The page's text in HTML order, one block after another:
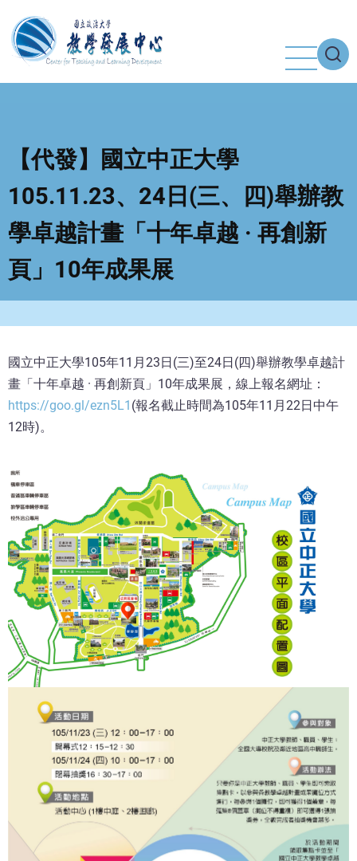
至
主
【代發】國立中正大學
105.11.23、24日(三、四)舉辦教
學卓越計畫「十年卓越 · 再創新
頁」10年成果展
國立中正大學105年11月23日(三)至24日(四)舉辦教學卓越計
畫「十年卓越 · 再創新頁」10年成果展，線上報名網址：
https://goo.gl/ezn5L1 (報名截止時間為105年11月22日中午
12時)。